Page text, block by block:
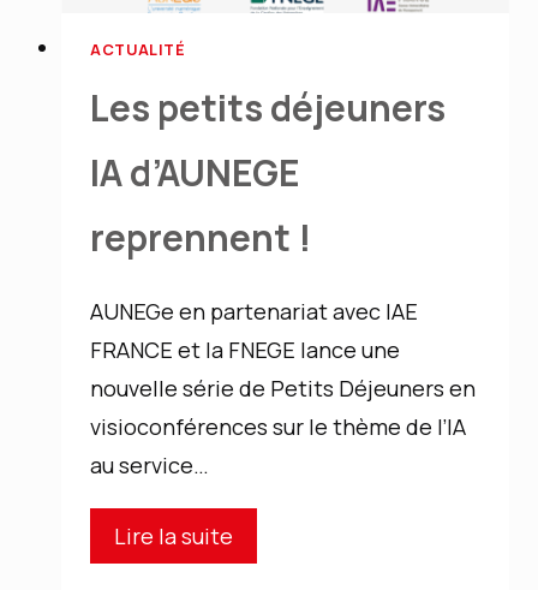
ACTUALITÉ
Les petits déjeuners
IA d’AUNEGE
reprennent !
AUNEGe en partenariat avec IAE
FRANCE et la FNEGE lance une
nouvelle série de Petits Déjeuners en
visioconférences sur le thème de l’IA
au service…
Lire la suite
petits